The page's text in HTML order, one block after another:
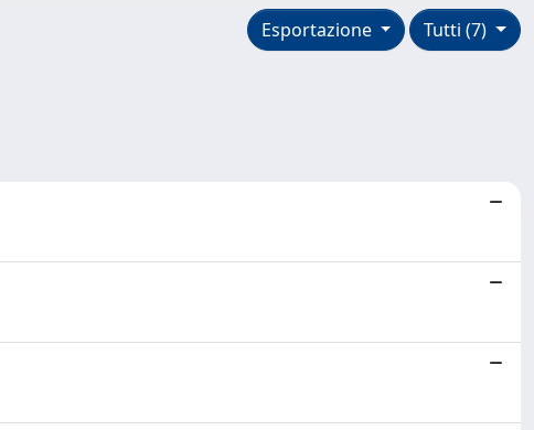
Tutti (7)
Esportazione